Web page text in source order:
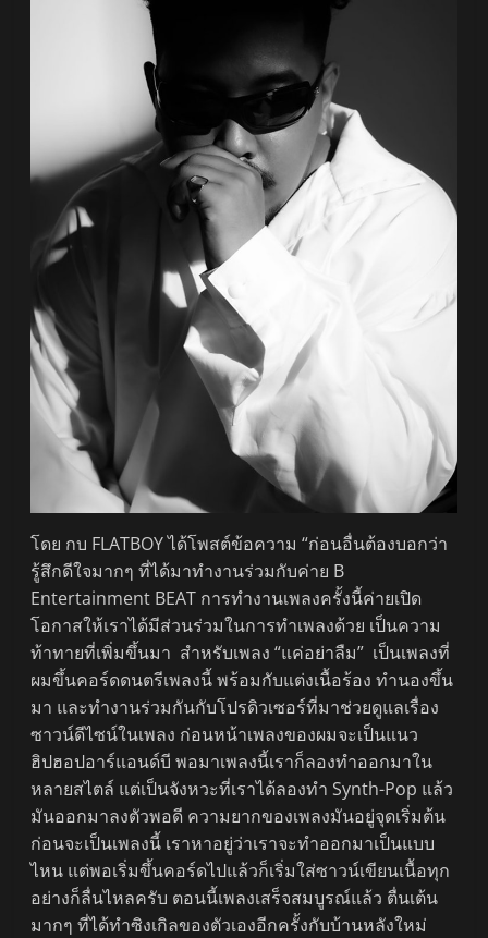
โดย กบ FLATBOY ได้โพสต์ข้อความ “ก่อนอื่นต้องบอกว่า
รู้สึกดีใจมากๆ ที่ได้มาทำงานร่วมกับค่าย B
Entertainment BEAT การทำงานเพลงครั้งนี้ค่ายเปิด
โอกาสให้เราได้มีส่วนร่วมในการทำเพลงด้วย เป็นความ
ท้าทายที่เพิ่มขึ้นมา สำหรับเพลง “แค่อย่าลืม” เป็นเพลงที่
ผมขึ้นคอร์ดดนตรีเพลงนี้ พร้อมกับแต่งเนื้อร้อง ทำนองขึ้น
มา และทำงานร่วมกันกับโปรดิวเซอร์ที่มาช่วยดูแลเรื่อง
ซาวน์ดีไซน์ในเพลง ก่อนหน้าเพลงของผมจะเป็นแนว
ฮิปฮอปอาร์แอนด์บี พอมาเพลงนี้เราก็ลองทำออกมาใน
หลายสไตล์ แต่เป็นจังหวะที่เราได้ลองทำ Synth-Pop แล้ว
มันออกมาลงตัวพอดี ความยากของเพลงมันอยู่จุดเริ่มต้น
ก่อนจะเป็นเพลงนี้ เราหาอยู่ว่าเราจะทำออกมาเป็นแบบ
ไหน แต่พอเริ่มขึ้นคอร์ดไปแล้วก็เริ่มใส่ซาวน์เขียนเนื้อทุก
อย่างก็ลื่นไหลครับ ตอนนี้เพลงเสร็จสมบูรณ์แล้ว ตื่นเต้น
มากๆ ที่ได้ทำซิงเกิลของตัวเองอีกครั้งกับบ้านหลังใหม่